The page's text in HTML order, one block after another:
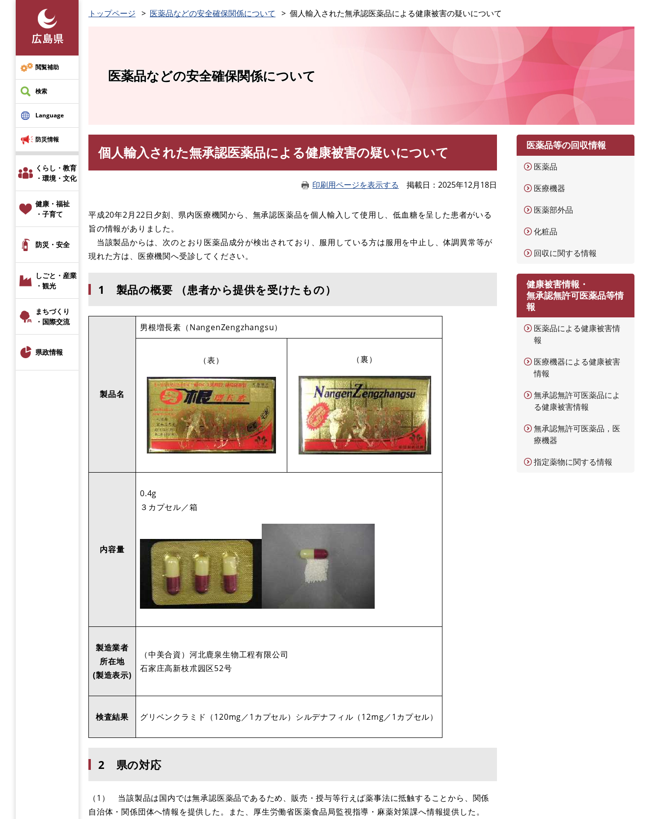
先
頭
で
す
閲覧補助
検索
Language
防災情報
くらし・教育
・環境・文化
健康・福祉
・子育て
防災・安全
しごと・産業
・観光
まちづくり
・国際交流
県政情報
トップページ 医薬品などの安全確保関係について 個人輸入された無承認医薬品による健康被害の疑いについて
医薬品などの安全確保関係について
個人輸入された無承認医薬品による健康被害の疑いについて
印刷用ページを表示する 掲載日 2025年12月18日
平成20年2月22日夕刻、県内医療機関から、無承認医薬品を個人輸入して使用し、低血糖を呈した患者がいる
旨の情報がありました。
当該製品からは、次のとおり医薬品成分が検出されており、服用している方は服用を中止し、体調異常等が
現れた方は、医療機関へ受診してください。
1 製品の概要 （患者から提供を受けたもの）
製品名
男根増長素（NangenZengzhangsu）
（表） （裏）
内容量
0.4g
３カプセル／箱
製造業者
所在地
(製造表示)
（中美合資）河北鹿泉生物工程有限公司
石家庄高新枝朮园区52号
検査結果 グリベンクラミド（120mg／1カプセル）シルデナフィル（12mg／1カプセル）
2 県の対応
（1） 当該製品は国内では無承認医薬品であるため、販売・授与等行えば薬事法に抵触することから、関係
自治体・関係団体へ情報を提供した。また、厚生労働省医薬食品局監視指導・麻薬対策課へ情報提供した。
医薬品等の回収情報
医薬品
医療機器
医薬部外品
化粧品
回収に関する情報
健康被害情報・
無承認無許可医薬品等情
報
医薬品による健康被害情
報
医療機器による健康被害
情報
無承認無許可医薬品によ
る健康被害情報
無承認無許可医薬品，医
療機器
指定薬物に関する情報